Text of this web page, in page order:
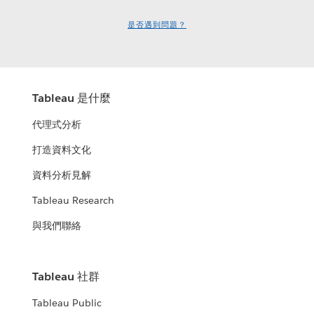
是否遇到問題？
Tableau 是什麼
代理式分析
打造資料文化
資料分析見解
Tableau Research
與我們聯絡
Tableau 社群
Tableau Public